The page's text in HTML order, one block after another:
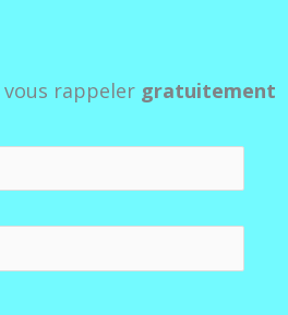
vous rappeler gratuitement